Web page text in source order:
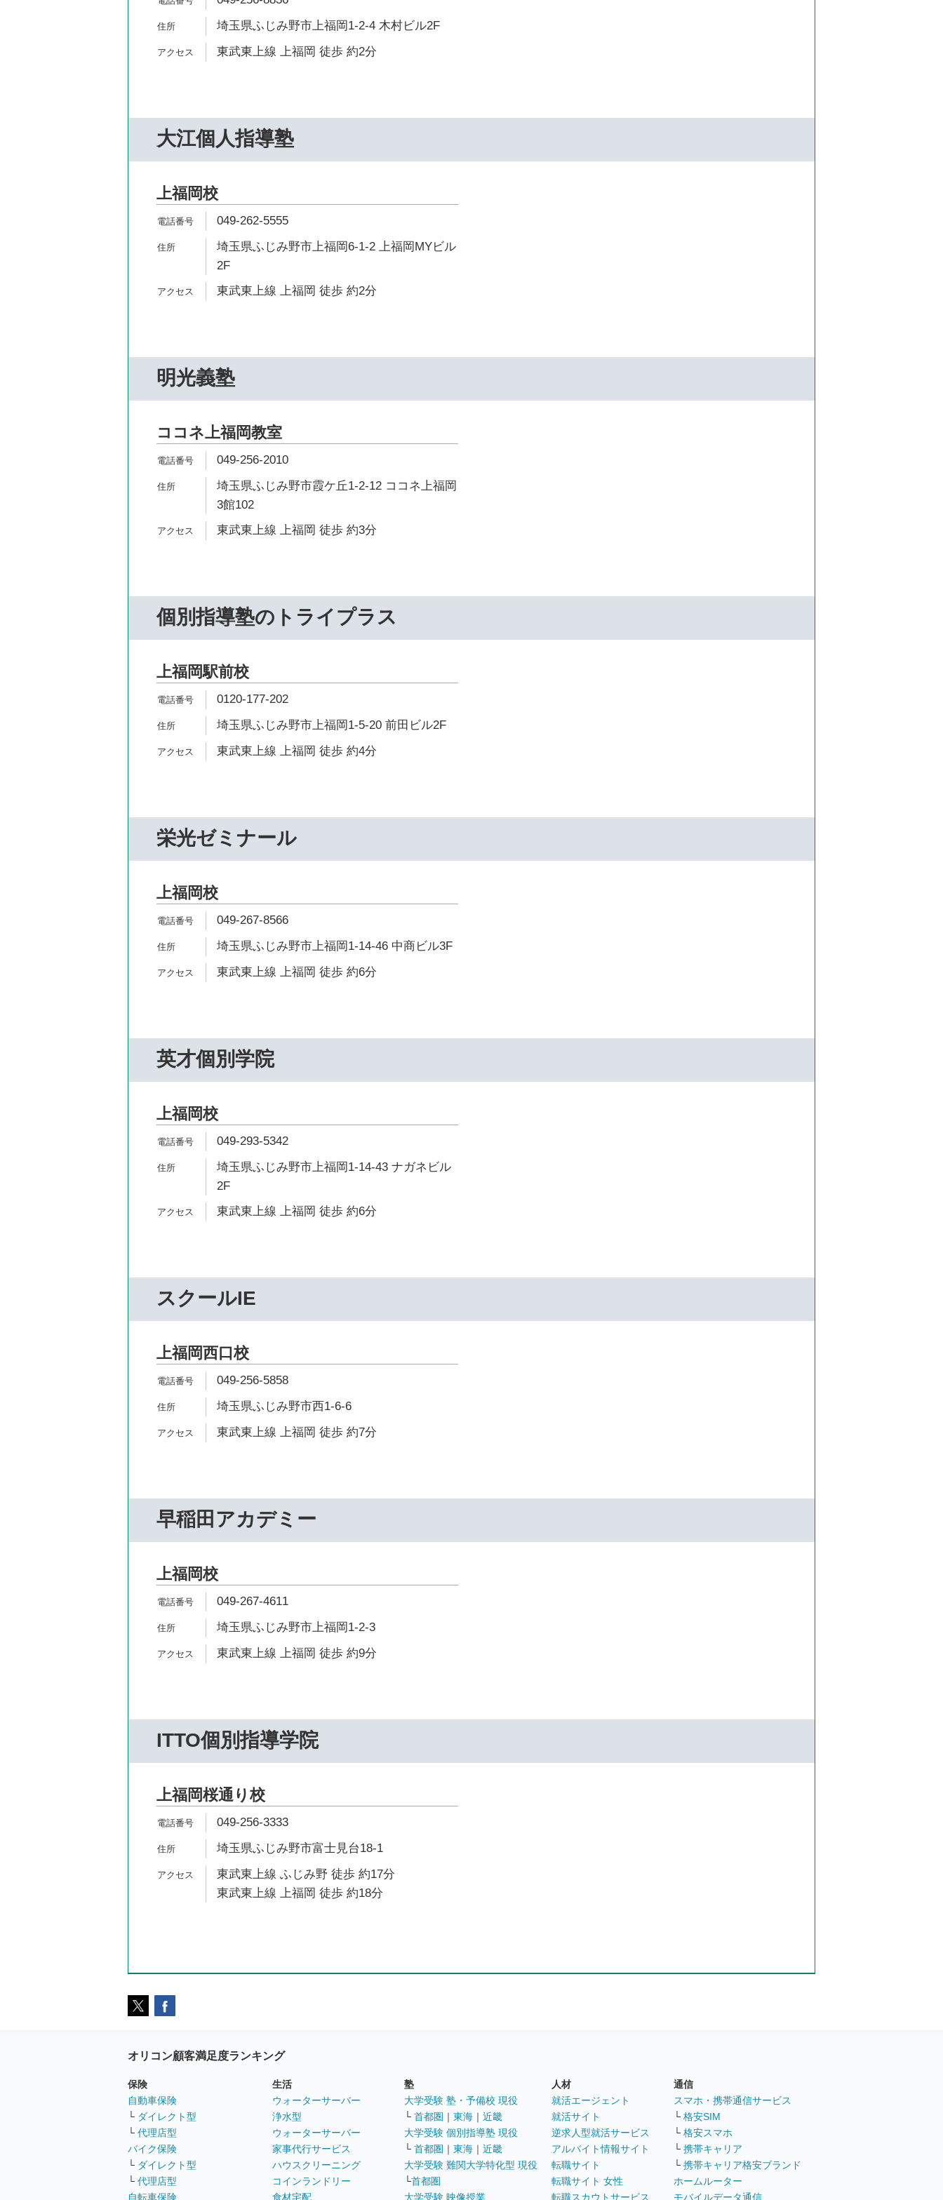
埼玉県ふじみ野市上福岡1-2-4 木村ビル2F
東武東上線 上福岡 徒歩 約2分
大江個人指導塾
上福岡校
049-262-5555
埼玉県ふじみ野市上福岡6-1-2 上福岡MYビル
2F
東武東上線 上福岡 徒歩 約2分
明光義塾
ココネ上福岡教室
049-256-2010
埼玉県ふじみ野市霞ケ丘1-2-12 ココネ上福岡
3館102
東武東上線 上福岡 徒歩 約3分
個別指導塾のトライプラス
上福岡駅前校
0120-177-202
埼玉県ふじみ野市上福岡1-5-20 前田ビル2F
東武東上線 上福岡 徒歩 約4分
栄光ゼミナール
上福岡校
049-267-8566
埼玉県ふじみ野市上福岡1-14-46 中商ビル3F
東武東上線 上福岡 徒歩 約6分
英才個別学院
上福岡校
049-293-5342
埼玉県ふじみ野市上福岡1-14-43 ナガネビル
2F
東武東上線 上福岡 徒歩 約6分
スクールIE
上福岡西口校
049-256-5858
埼玉県ふじみ野市西1-6-6
東武東上線 上福岡 徒歩 約7分
早稲田アカデミー
上福岡校
049-267-4611
埼玉県ふじみ野市上福岡1-2-3
東武東上線 上福岡 徒歩 約9分
ITTO個別指導学院
上福岡桜通り校
049-256-3333
埼玉県ふじみ野市富士見台18-1
東武東上線 ふじみ野 徒歩 約17分
東武東上線 上福岡 徒歩 約18分
オリコン顧客満足度ランキング
保険
自動車保険
└ ダイレクト型
└ 代理店型
バイク保険
└ ダイレクト型
└ 代理店型
自転車保険
生活
ウォーターサーバー
浄水型
ウォーターサーバー
家事代行サービス
ハウスクリーニング
コインランドリー
食材宅配
塾
大学受験 塾・予備校 現役
└ 首都圏 ｜ 東海 ｜ 近畿
大学受験 個別指導塾 現役
└ 首都圏 ｜ 東海 ｜ 近畿
大学受験 難関大学特化型 現役
└首都圏
大学受験 映像授業
人材
就活エージェント
就活サイト
逆求人型就活サービス
アルバイト情報サイト
転職サイト
転職サイト 女性
転職スカウトサービス
通信
スマホ・携帯通信サービス
└ 格安SIM
└ 格安スマホ
└ 携帯キャリア
└ 携帯キャリア格安ブランド
ホームルーター
モバイルデータ通信